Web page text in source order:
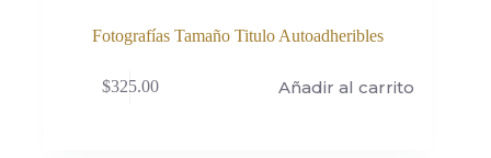
Fotografías Tamaño Titulo Autoadheribles
$325.00 Añadir al carrito